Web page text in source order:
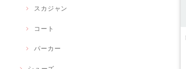
スカジャン
コート
パーカー